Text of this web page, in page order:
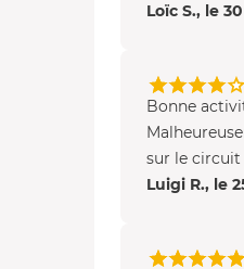
Loïc S., le
Bonne
sur le circuit
Luigi R., le